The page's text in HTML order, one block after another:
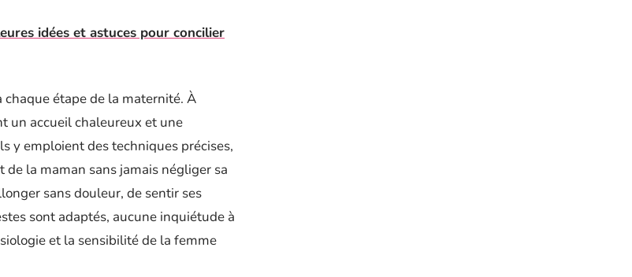
idées et astuces pour concilier
étape de la maternité. À
un accueil chaleureux et une
y emploient des techniques précises,
la maman sans jamais négliger sa
sans douleur, de sentir ses
sont adaptés, aucune inquiétude à
et la sensibilité de la femme